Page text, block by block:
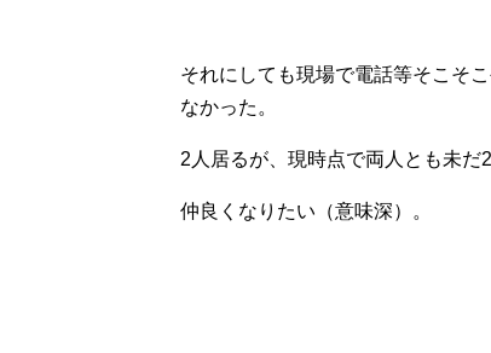
それにしても現場で電話等そこそ
なかった。
2人居るが、現時点で両人とも未だ
仲良くなりたい（意味深）。